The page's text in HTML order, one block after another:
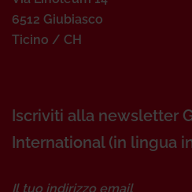
6512 Giubiasco
Ticino / CH
Iscriviti alla newsletter
International (in lingua